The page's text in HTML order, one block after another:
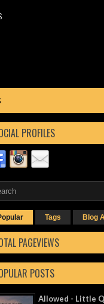
PROFILES
Tags Blog
PAGEVIEWS
POSTS
Allowed - Little